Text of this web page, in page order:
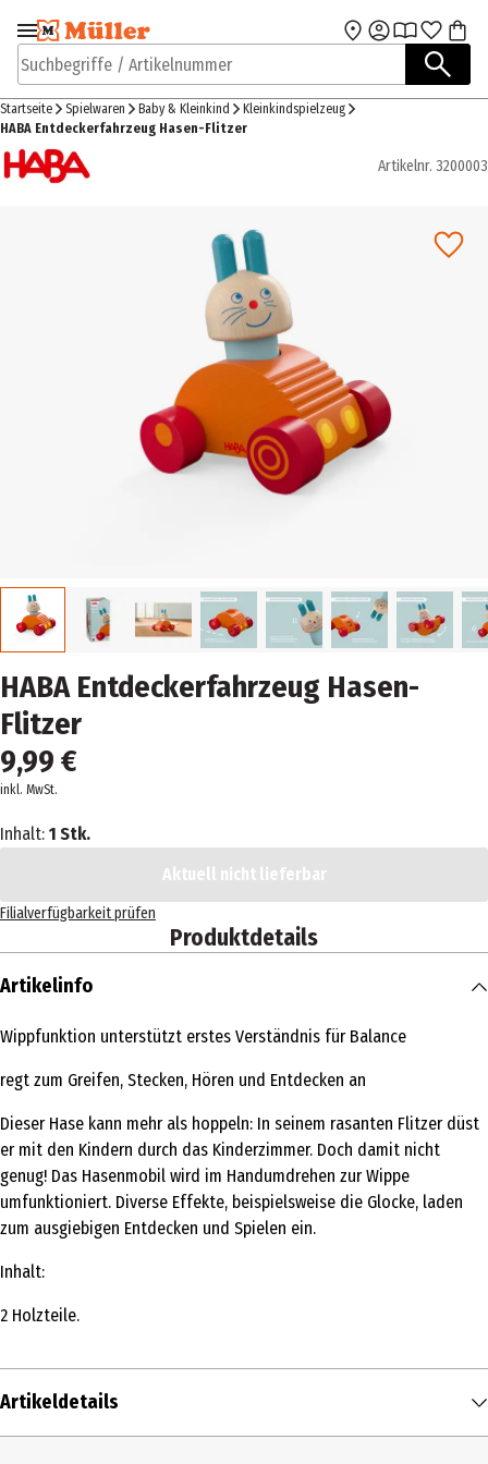
Zur Navigation
springen
Zum Hauptinhalt
Suchbegriffe / Artikelnummer
Startseite Spielwaren Baby & Kleinkind
Kleinkindspielzeug
HABA Entdeckerfahrzeug Hasen-Flitzer
Artikelnr. 3200003
HABA Entdeckerfahrzeug Hasen-
Flitzer
9,99 €
inkl. MwSt.
Inhalt: 1 Stk.
Aktuell nicht lieferbar
Filialverfügbarkeit prüfen
Produktdetails
Artikelinfo
Wippfunktion unterstützt erstes Verständnis für Balance
regt zum Greifen, Stecken, Hören und Entdecken an
Dieser Hase kann mehr als hoppeln: In seinem rasanten Flitzer düst
er mit den Kindern durch das Kinderzimmer. Doch damit nicht
genug! Das Hasenmobil wird im Handumdrehen zur Wippe
umfunktioniert. Diverse Effekte, beispielsweise die Glocke, laden
zum ausgiebigen Entdecken und Spielen ein.
Inhalt:
2 Holzteile.
Artikeldetails